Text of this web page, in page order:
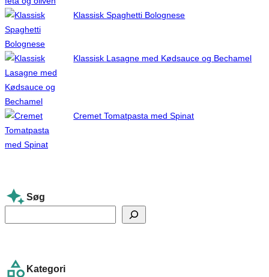
Klassisk Spaghetti Bolognese
Klassisk Lasagne med Kødsauce og Bechamel
Cremet Tomatpasta med Spinat
Søg
e
c
Kategori